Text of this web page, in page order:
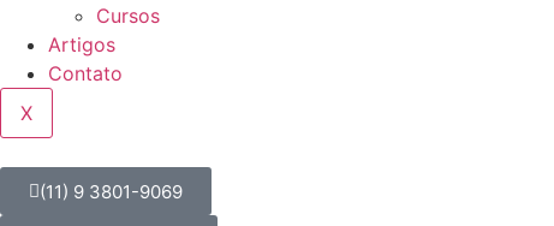
Cursos
Artigos
Contato
X
(11) 9 3801-9069